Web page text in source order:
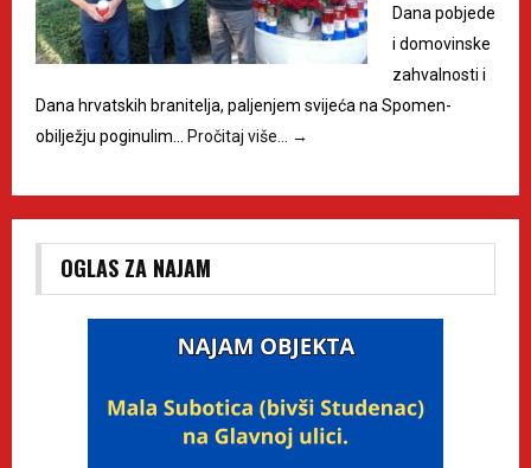
Dana pobjede
i domovinske
zahvalnosti i
Dana hrvatskih branitelja, paljenjem svijeća na Spomen-
obilježju poginulim…
Pročitaj više… →
OGLAS ZA NAJAM